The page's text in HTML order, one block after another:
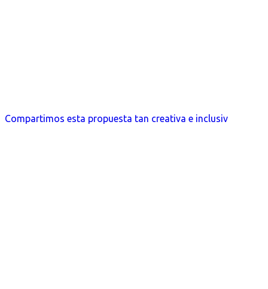
Compartimos esta propuesta tan creativa e inclusiv